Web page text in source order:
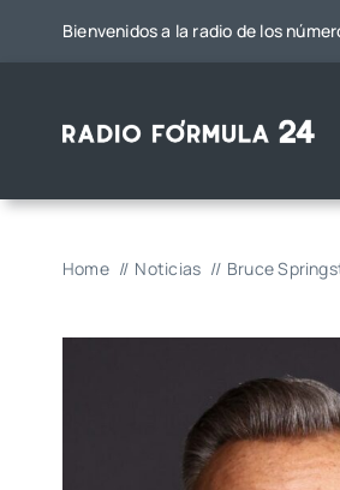
Bienvenidos a la radio de los
Home Noticias Bruce